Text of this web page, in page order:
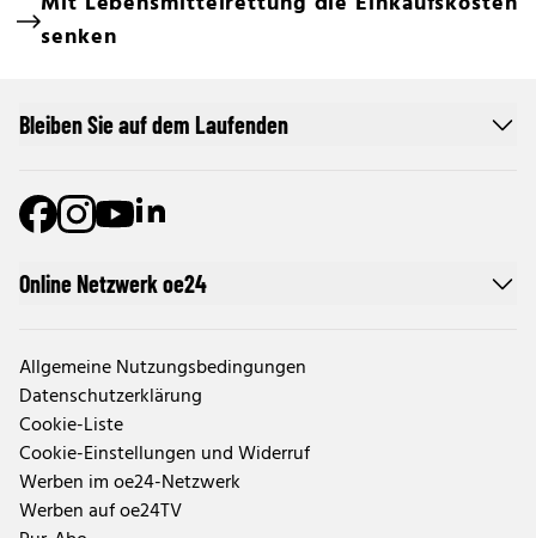
senken
Online Netzwerk oe24
Allgemeine Nutzungsbedingungen
Datenschutzerklärung
Cookie-Liste
Cookie-Einstellungen und Widerruf
Werben im oe24-Netzwerk
Werben auf oe24TV
Bleiben Sie auf dem Laufenden